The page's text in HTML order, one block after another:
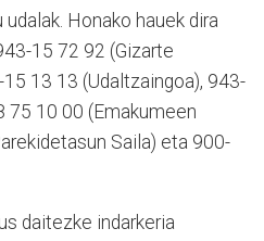
Honako hauek dira
15 72 92 (Gizarte
13 13 (Udaltzaingoa), 943-
75 10 00 (Emakumeen
Saila) eta 900-
daitezke indarkeria